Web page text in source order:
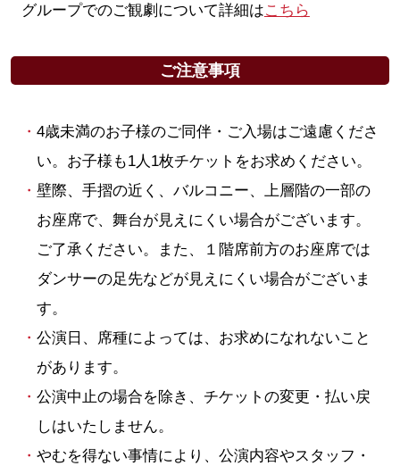
グループでのご観劇について詳細はこちら
ご注意事項
4歳未満のお子様のご同伴・ご入場はご遠慮くださ
い。お子様も1人1枚チケットをお求めください。
壁際、手摺の近く、バルコニー、上層階の一部の
お座席で、舞台が見えにくい場合がございます。
ご了承ください。また、１階席前方のお座席では
ダンサーの足先などが見えにくい場合がございま
す。
公演日、席種によっては、お求めになれないこと
があります。
公演中止の場合を除き、チケットの変更・払い戻
しはいたしません。
やむを得ない事情により、公演内容やスタッフ・